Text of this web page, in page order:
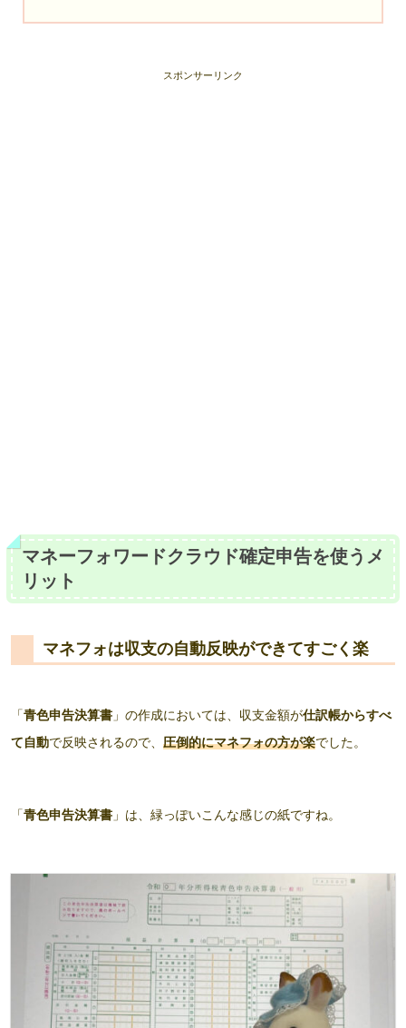
スポンサーリンク
マネーフォワードクラウド確定申告を使うメ
リット
マネフォは収支の自動反映ができてすごく楽
「青色申告決算書 」の作成においては、収支金額が仕訳帳からすべ
て自動で反映されるので、 圧倒的にマネフォの方が楽でした。
「青色申告決算書 」は、緑っぽいこんな感じの紙ですね。